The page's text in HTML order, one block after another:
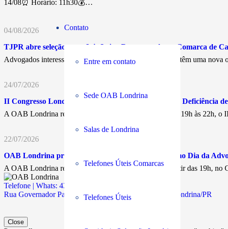
Contato
Entre em contato
Sede OAB Londrina
Salas de Londrina
Telefones Úteis Comarcas
Telefones Úteis
14/08⏰ Horário: 11h30💰…
04/08/2026
TJPR abre seleção para Juiz Leigo Remunerado na Comarca de
Advogados interessados em atuar nos Juizados Especiais têm uma
24/07/2026
II Congresso Londrinense dos Direitos da Pessoa com Deficiência
A OAB Londrina realiza, nos dias 17 e 18 de agosto, das 19h às 22h,
22/07/2026
OAB Londrina promove encontro em comemoração ao Dia da
A OAB Londrina realiza, no próximo 11 de agosto, a partir das 19h,
Telefone | Whats: 43 3294-5900
Rua Governador Parigot de Souza, 311 | Jd. Caiçaras | Londrina/PR
Close